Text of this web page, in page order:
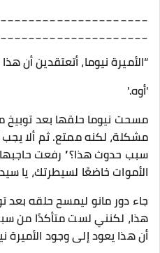
“الأميرة نيوما، أتعتقدين أن
'أوه.'
مسحت نيوما حلقها بعد توبيخ
مشكلة، لكنه ممتع. ثم ألا
سبب حدوث هذا؟” رفعت
الأموات خاضعًا لسيطرتك، يا
جاء دور مانو ليمسح حلقه بعد
هذا، لكنني لست متأكدًا من
أن هذا يعود إلى وجود الأميرة